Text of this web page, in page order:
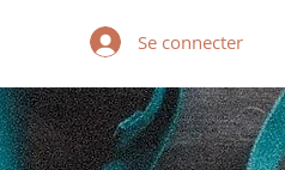
Se connecter